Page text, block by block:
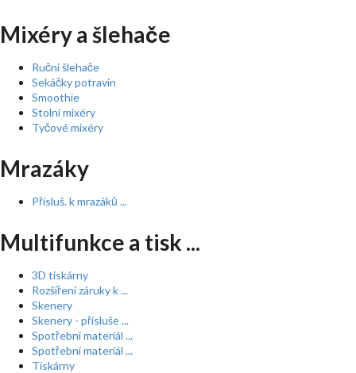
Mixéry a šlehače
Ruční šlehače
Sekáčky potravin
Smoothie
Stolní mixéry
Tyčové mixéry
Mrazáky
Přísluš. k mrazáků ...
Multifunkce a tisk ...
3D tiskárny
Rozšíření záruky k ...
Skenery
Skenery - přísluše ...
Spotřební materiál ...
Spotřební materiál ...
Tiskárny